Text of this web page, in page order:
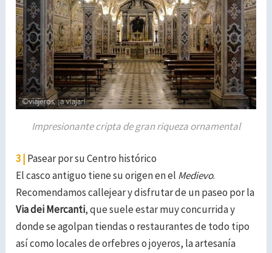
Impresionante cripta de gran riqueza ornamental
3 | Pasear por su Centro histórico
El casco antiguo tiene su origen en el Medievo.
Recomendamos callejear y disfrutar de un paseo por la
Via dei Mercanti, que suele estar muy concurrida y
donde se agolpan tiendas o restaurantes de todo tipo
así como locales de orfebres o joyeros, la artesanía